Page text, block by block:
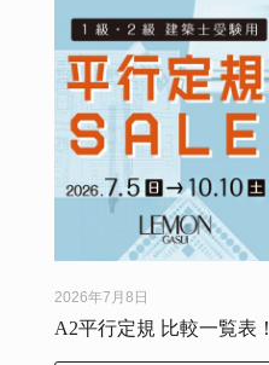
2026年7月8日
A2平行定規 比較一覧表！